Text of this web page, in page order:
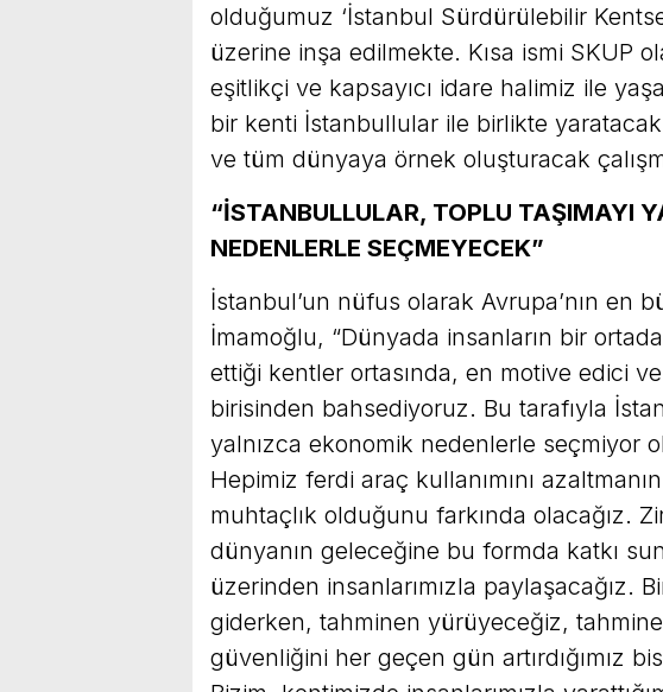
olduğumuz ‘İstanbul Sürdürülebilir Kentsel
üzerine inşa edilmekte. Kısa ismi SKUP
eşitlikçi ve kapsayıcı idare halimiz ile
bir kenti İstanbullular ile birlikte
ve tüm dünyaya örnek oluşturacak
“İSTANBULLULAR, TOPLU TAŞIMAYI
NEDENLERLE SEÇMEYECEK”
İstanbul’un nüfus olarak Avrupa’nın en
İmamoğlu, “Dünyada insanların bir
ettiği kentler ortasında, en motive edici
birisinden bahsediyoruz. Bu tarafıyla
yalnızca ekonomik nedenlerle seçmiyor
Hepimiz ferdi araç kullanımını
muhtaçlık olduğunu farkında olacağız.
dünyanın geleceğine bu formda katkı
üzerinden insanlarımızla paylaşacağız.
giderken, tahminen yürüyeceğiz,
güvenliğini her geçen gün artırdığımız